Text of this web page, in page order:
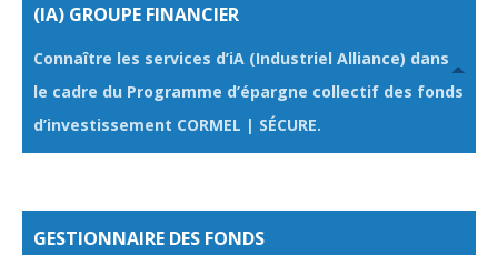
(IA) GROUPE FINANCIERCLIQUER
POUR
OUVRIR
Connaître les services d’iA (Industriel Alliance) dans
le cadre du Programme d’épargne collectif des fonds
d’investissement CORMEL | SÉCURE.
CLIQUER
GESTIONNAIRE DES FONDSCLIQUER